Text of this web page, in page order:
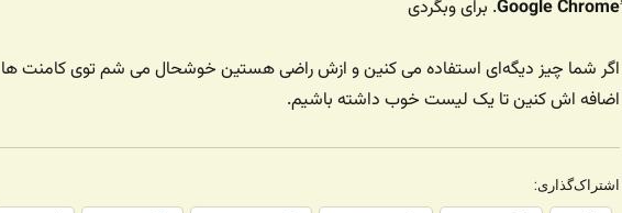
Google Chrome. برای وبگردی
اگر شما چیز دیگه‌ای استفاده می کنین و ازش راضی هستین خوشحال می شم توی کامنت ها
اضافه اش کنین تا یک لیست خوب داشته باشیم.
اشتراک‌گذاری: